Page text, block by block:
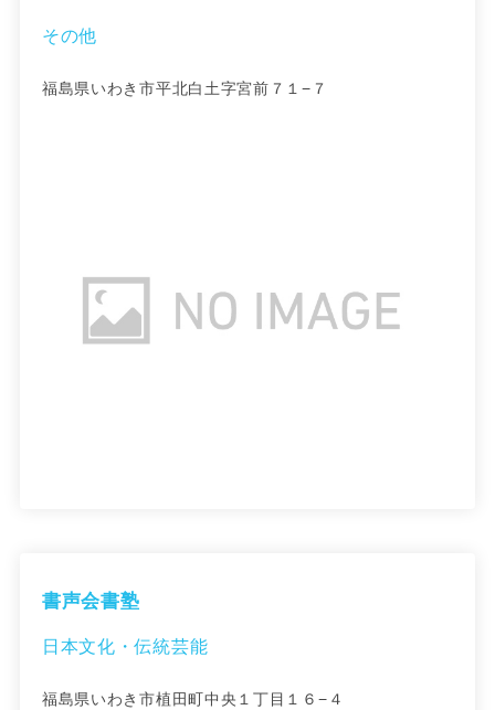
その他
福島県いわき市平北白土字宮前７１−７
書声会書塾
日本文化・伝統芸能
福島県いわき市植田町中央１丁目１６−４